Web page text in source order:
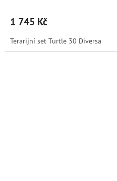
1 745 Kč
Terarijní set Turtle 30 Diversa